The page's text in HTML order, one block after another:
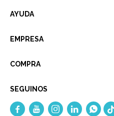
AYUDA
EMPRESA
COMPRA
SEGUINOS
    